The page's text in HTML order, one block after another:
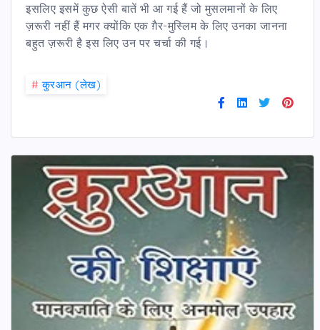
इसलिए इसमें कुछ ऐसी बातें भी आ गई हैं जो मुसलमानों के लिए
ज़रूरी नहीं हैं मगर क्योंकि एक ग़ैर-मुस्लिम के लिए उनका जानना
बहुत ज़रूरी है इस लिए उन पर चर्चा की गई।
# कु़रआन (लेख)